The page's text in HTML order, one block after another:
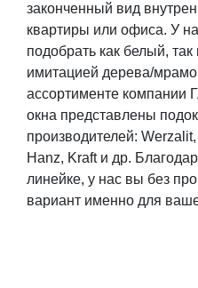
законченный вид
квартиры или офиса. У
подобрать как белый,
имитацией дерева/
ассортименте
окна представлены
производителей:
Hanz, Kraft и др.
линейке, у нас вы без
вариант именно для